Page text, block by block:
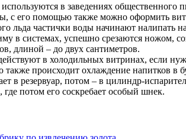
используются в заведениях общественного
с его помощью также можно оформить
льда частички воды начинают налипать
в системах, успешно срезаются ножом,
длиной – до двух сантиметров.
в холодильных витринах, если
происходит охлаждение напитков в
в резервуар, потом – в цилиндр-
где потом его соскребает особый шнек.